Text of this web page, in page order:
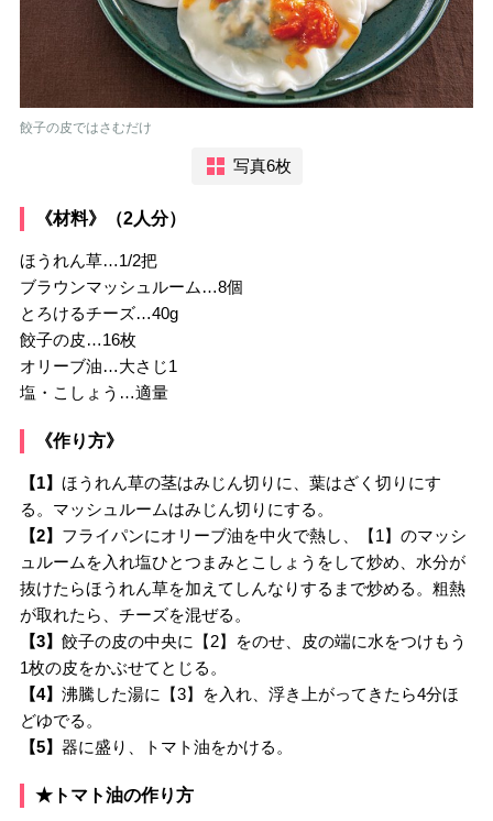
餃子の皮ではさむだけ
写真6枚
《材料》（2人分）
ほうれん草…1/2把
ブラウンマッシュルーム…8個
とろけるチーズ…40g
餃子の皮…16枚
オリーブ油…大さじ1
塩・こしょう…適量
《作り方》
【1】 ほうれん草の茎はみじん切りに、葉はざく切りにす
る。マッシュルームはみじん切りにする。
【2】 フライパンにオリーブ油を中火で熱し、【1】のマッシ
ュルームを入れ塩ひとつまみとこしょうをして炒め、水分が
抜けたらほうれん草を加えてしんなりするまで炒める。粗熱
が取れたら、チーズを混ぜる。
【3】 餃子の皮の中央に【2】をのせ、皮の端に水をつけもう
1枚の皮をかぶせてとじる。
【4】 沸騰した湯に【3】を入れ、浮き上がってきたら4分ほ
どゆでる。
【5】 器に盛り、トマト油をかける。
★トマト油の作り方